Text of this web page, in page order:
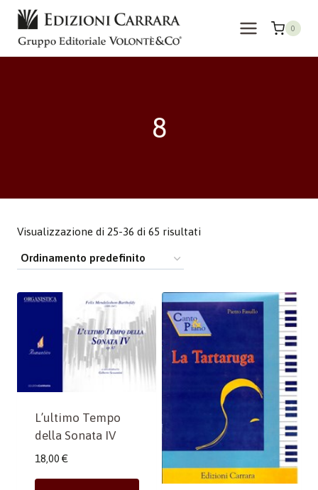
Salta
contenuto
0
8
Visualizzazione di 25-36 di 65 risultati
L’ultimo Tempo
della Sonata IV
18,00 €